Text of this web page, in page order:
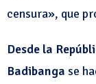
censura», que
Desde la
Badibanga se